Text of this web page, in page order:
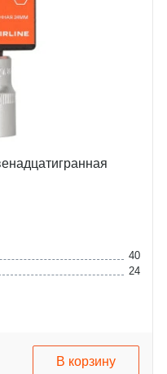
40
24
В корзину